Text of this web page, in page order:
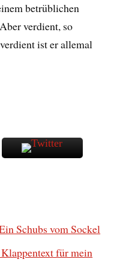
betrüblichen
verdient, so
ist er allemal
Schubs vom Sockel
für mein